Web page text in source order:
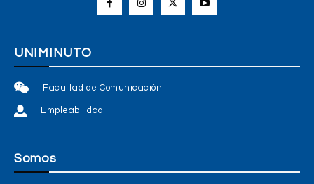
UNIMINUTO
Facultad de Comunicación
Empleabilidad
Somos